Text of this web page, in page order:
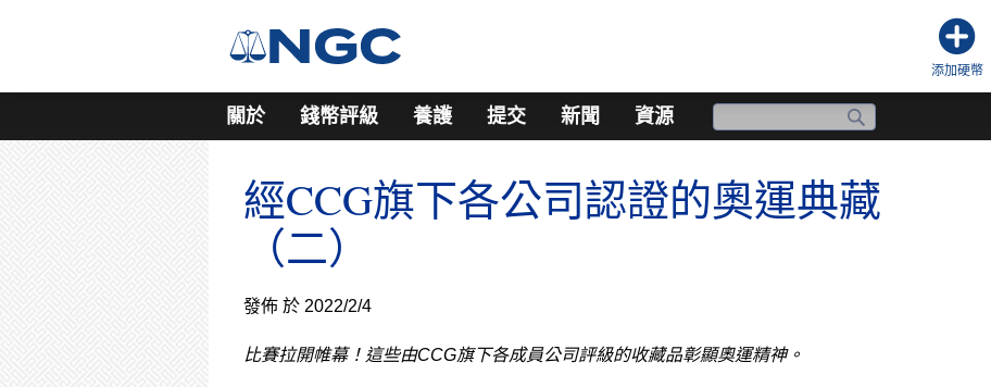
添加硬幣
關於 錢幣評級 養護 提交 新聞 資源
經CCG旗下各公司認證的奧運典藏
（二）
發佈 於 2022/2/4
比賽拉開帷幕！這些由CCG旗下各成員公司評級的收藏品彰顯奧運精神。